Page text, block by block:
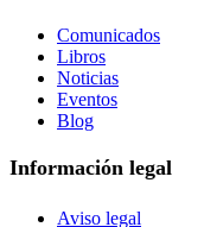
Comunicados
Libros
Noticias
Eventos
Blog
Información legal
Aviso legal